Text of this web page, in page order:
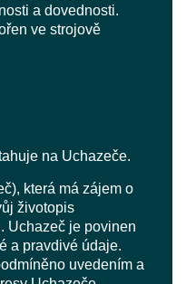
a dovednosti.
ve strojově
na Uchazeče.
která má zájem o
životopis
Uchazeč je povinen
a pravdivé údaje.
uvedením a